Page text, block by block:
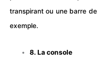
transpirant ou une barre
exemple.
8. La console